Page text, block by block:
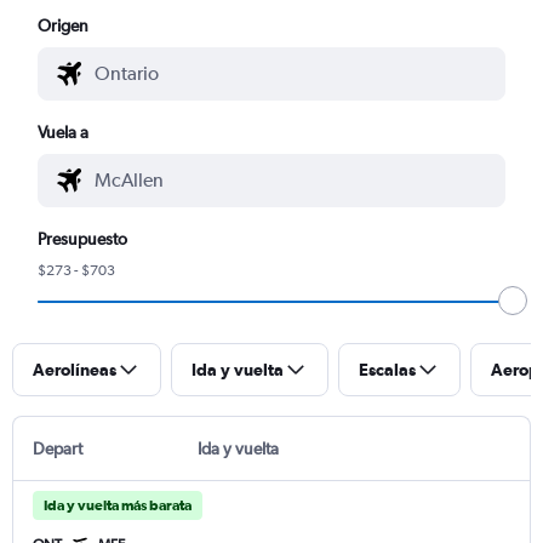
Origen
Vuela a
Presupuesto
$273 - $703
Aerolíneas Ida y vuelta Escalas
Depart Ida y vuelta
Ida y vuelta más barata